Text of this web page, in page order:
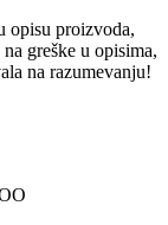
opisu proizvoda,
greške u opisima,
na razumevanju!